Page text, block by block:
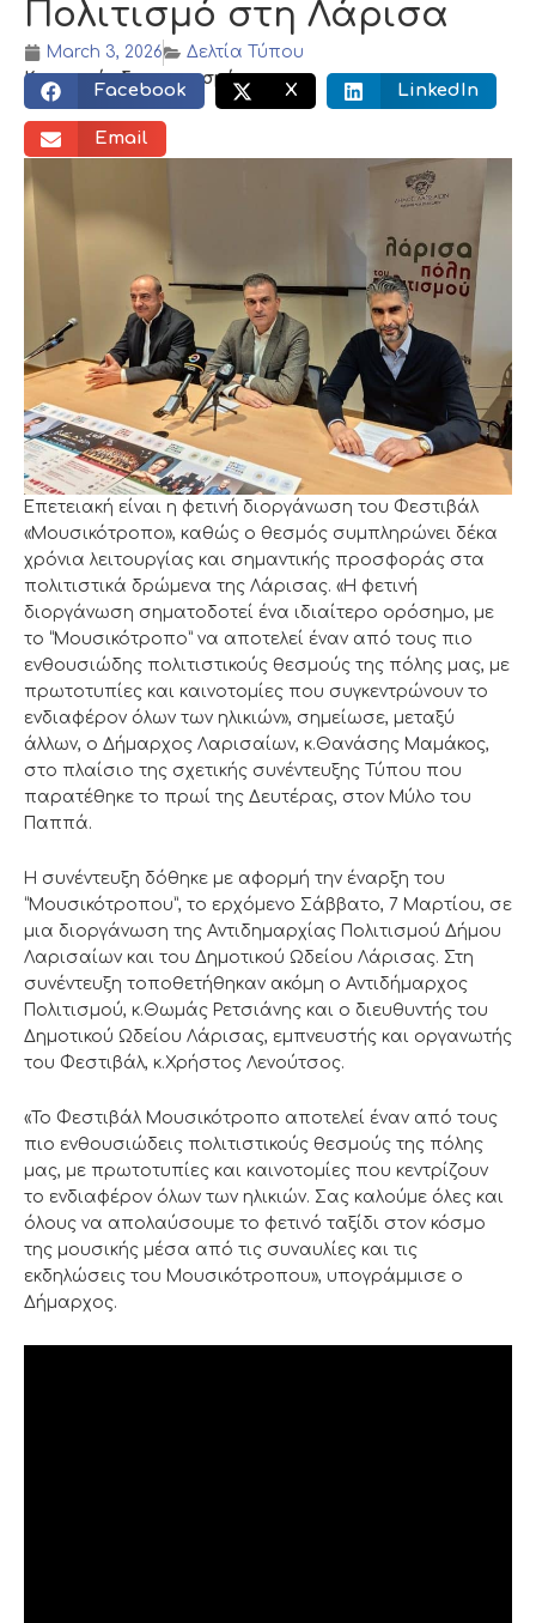
Πολιτισμό στη Λάρισα
March 3, 2026
Δελτία Τύπου
Κοινωνικός διαμοιρασμός:
Facebook X LinkedIn
Email
Επετειακή είναι η φετινή διοργάνωση του Φεστιβάλ
«Μουσικότροπο», καθώς ο θεσμός συμπληρώνει δέκα
χρόνια λειτουργίας και σημαντικής προσφοράς στα
πολιτιστικά δρώμενα της Λάρισας. «Η φετινή
διοργάνωση σηματοδοτεί ένα ιδιαίτερο ορόσημο, με
το “Μουσικότροπο” να αποτελεί έναν από τους πιο
ενθουσιώδης πολιτιστικούς θεσμούς της πόλης μας, με
πρωτοτυπίες και καινοτομίες που συγκεντρώνουν το
ενδιαφέρον όλων των ηλικιών», σημείωσε, μεταξύ
άλλων, ο Δήμαρχος Λαρισαίων, κ.Θανάσης Μαμάκος,
στο πλαίσιο της σχετικής συνέντευξης Τύπου που
παρατέθηκε το πρωί της Δευτέρας, στον Μύλο του
Παππά.
Η συνέντευξη δόθηκε με αφορμή την έναρξη του
“Μουσικότροπου”, το ερχόμενο Σάββατο, 7 Μαρτίου, σε
μια διοργάνωση της Αντιδημαρχίας Πολιτισμού Δήμου
Λαρισαίων και του Δημοτικού Ωδείου Λάρισας. Στη
συνέντευξη τοποθετήθηκαν ακόμη ο Αντιδήμαρχος
Πολιτισμού, κ.Θωμάς Ρετσιάνης και ο διευθυντής του
Δημοτικού Ωδείου Λάρισας, εμπνευστής και οργανωτής
του Φεστιβάλ, κ.Χρήστος Λενούτσος.
«Το Φεστιβάλ Μουσικότροπο αποτελεί έναν από τους
πιο ενθουσιώδεις πολιτιστικούς θεσμούς της πόλης
μας, με πρωτοτυπίες και καινοτομίες που κεντρίζουν
το ενδιαφέρον όλων των ηλικιών. Σας καλούμε όλες και
όλους να απολαύσουμε το φετινό ταξίδι στον κόσμο
της μουσικής μέσα από τις συναυλίες και τις
εκδηλώσεις του Μουσικότροπου», υπογράμμισε ο
Δήμαρχος.